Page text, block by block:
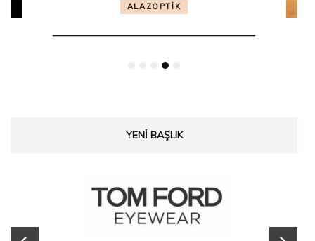
ALAZOPTİK
————————————————
YENI BAŞLIK